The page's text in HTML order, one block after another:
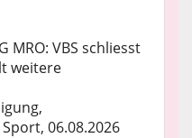
MRO: VBS schliesst
weitere
06.08.2026